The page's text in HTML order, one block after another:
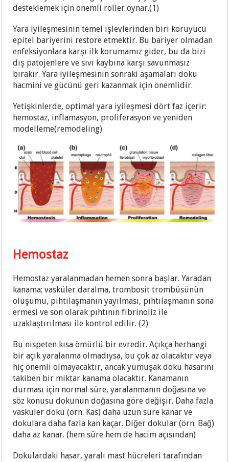
desteklemek için önemli roller oynar.(1)
Yara iyileşmesinin temel işlevlerinden biri koruyucu
epitel bariyerini restore etmektir. Bu bariyer olmadan
enfeksiyonlara karşı ilk korumamız gider, bu da bizi
dış patojenlere ve sıvı kaybına karşı savunmasız
bırakır. Yara iyileşmesinin sonraki aşamaları doku
hacmini ve gücünü geri kazanmak için önemlidir.
Yetişkinlerde, optimal yara iyileşmesi dört faz içerir:
hemostaz, inflamasyon, proliferasyon ve yeniden
modelleme(remodeling)
Hemostaz
Hemostaz yaralanmadan hemen sonra başlar. Yaradan
kanama; vasküler daralma, trombosit trombüsünün
oluşumu, pıhtılaşmanın yayılması, pıhtılaşmanın sona
ermesi ve son olarak pıhtının fibrinoliz ile
uzaklaştırılması ile kontrol edilir. (2)
Bu nispeten kısa ömürlü bir evredir. Açıkça herhangi
bir açık yaralanma olmadıysa, bu çok az olacaktır veya
hiç önemli olmayacaktır, ancak yumuşak doku hasarını
takiben bir miktar kanama olacaktır. Kanamanın
durması için normal süre, yaralanmanın doğasına ve
söz konusu dokunun doğasına göre değişir. Daha fazla
vasküler doku (örn. Kas) daha uzun süre kanar ve
dokulara daha fazla kan kaçar. Diğer dokular (örn. Bağ)
daha az kanar. (hem süre hem de hacim açısından)
Dokulardaki hasar, yaralı mast hücreleri tarafından